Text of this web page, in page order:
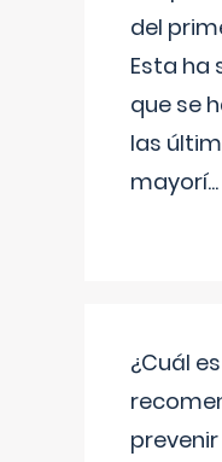
del
Esta ha
que se
las
mayorí...
¿Cuál